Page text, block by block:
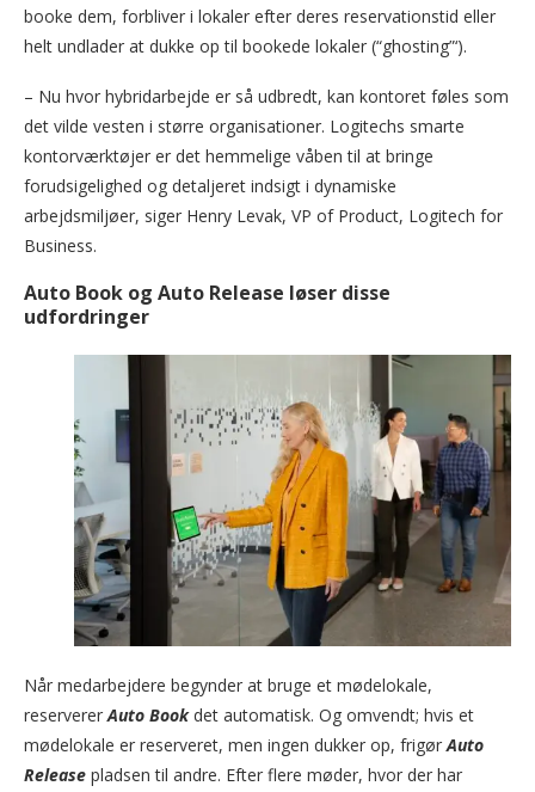
booke dem, forbliver i lokaler efter deres reservationstid eller
helt undlader at dukke op til bookede lokaler (“ghosting”‘).
– Nu hvor hybridarbejde er så udbredt, kan kontoret føles som
det vilde vesten i større organisationer. Logitechs smarte
kontorværktøjer er det hemmelige våben til at bringe
forudsigelighed og detaljeret indsigt i dynamiske
arbejdsmiljøer, siger Henry Levak, VP of Product, Logitech for
Business.
Auto Book og Auto Release løser disse
udfordringer
Når medarbejdere begynder at bruge et mødelokale,
reservererAuto Bookdet automatisk. Og omvendt; hvis et
mødelokale er reserveret, men ingen dukker op, frigørAuto
Release pladsen til andre. Efter flere møder, hvor der har